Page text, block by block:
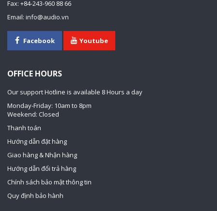
Fax: +84-243-960 88 66
Email: info@audio.vn
Facebook Youtube
OFFICE HOURS
Our support Hotline is available 8 Hours a day
Monday-Friday: 10am to 8pm
Weekend: Closed
Thanh toán
Hướng dẫn đặt hàng
Giao hàng & Nhận hàng
Hướng dẫn đổi trả hàng
Chính sách bảo mật thông tin
Quy định bảo hành